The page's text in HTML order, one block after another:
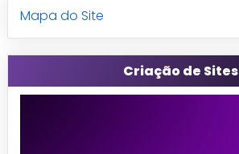
Mapa do Site
Criação de Sites